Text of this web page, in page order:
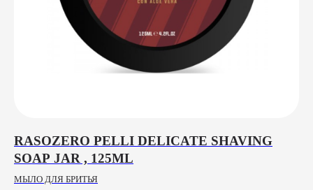
RASOZERO PELLI DELICATE SHAVING
SOAP JAR , 125ML
МЫЛО ДЛЯ БРИТЬЯ